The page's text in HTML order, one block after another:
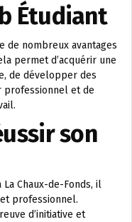
Étudiant
de nombreux avantages
permet d’acquérir une
de développer des
professionnel et de
son
Chaux-de-Fonds, il
professionnel.
d’initiative et